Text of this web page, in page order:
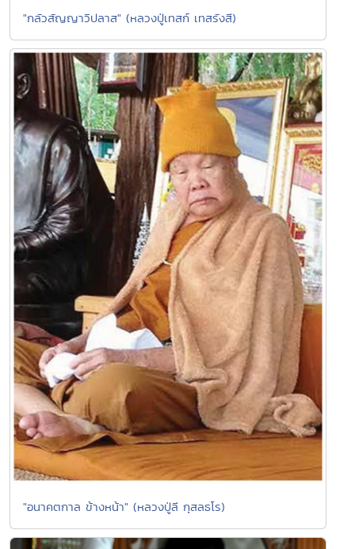
"กลัวสัญญาวิปลาส" (หลวงปู่เทสก์ เทสรังสี)
"อนาคตกาล ข้างหน้า" (หลวงปู่ลี กุสลธโร)